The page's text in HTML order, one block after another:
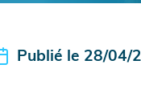
Publié le 28/04/